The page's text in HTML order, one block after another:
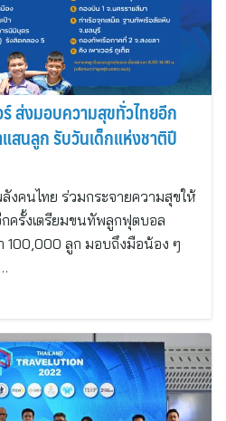
ร์ ส่งมอบความสุขทั่วไทยอีก
นลูก รับวันเด็กแห่งชาติปี
ลังคนไทย ร่วมกระจายความสุขให้
กครั้งเตรียมขนทัพลูกฟุตบอล
100,000 ลูก มอบถึงมือน้อง ๆ